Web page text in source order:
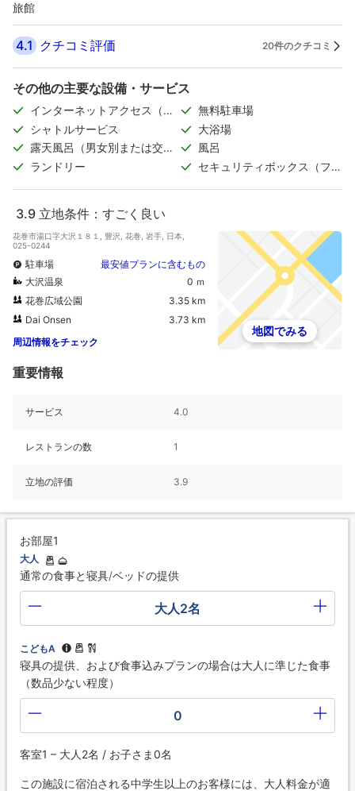
旅館
4.1 クチコミ評価 20件のクチコミ
その他の主要な設備・サービス
インターネットアクセス（無
料）
無料駐車場
シャトルサービス
大浴場
露天風呂（男女別または交代
制）
風呂
ランドリー
セキュリティボックス（フロ
3.9 立地条件：すごく良い
花巻市湯口字大沢１８１, 豊沢, 花巻, 岩手, 日本,
025-0244
駐車場
最安値プランに含むもの
大沢温泉
0 ｍ
花巻広域公園
3.35 km
Dai Onsen
3.73 km
周辺情報をチェック
地図でみる
重要情報
サービス 4.0
レストランの数 1
立地の評価 3.9
お部屋1
大人
通常の食事と寝具/ベッドの提供
大人2名
こどもA
寝具の提供、および食事込みプランの場合は大人に準じた食事
（数品少ない程度）
0
客室1 – 大人2名 / お子さま0名
この施設に宿泊される中学生以上のお客様には、大人料金が適